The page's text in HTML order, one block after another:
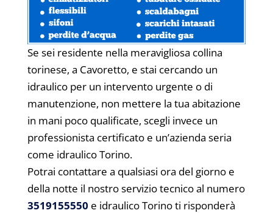
Se sei residente nella meravigliosa collina
torinese, a Cavoretto, e stai cercando un
idraulico per un intervento urgente o di
manutenzione, non mettere la tua abitazione
in mani poco qualificate, scegli invece un
professionista certificato e un’azienda seria
come idraulico Torino.
Potrai contattare a qualsiasi ora del giorno e
della notte il nostro servizio tecnico al numero
3519155550 e idraulico Torino ti risponderà